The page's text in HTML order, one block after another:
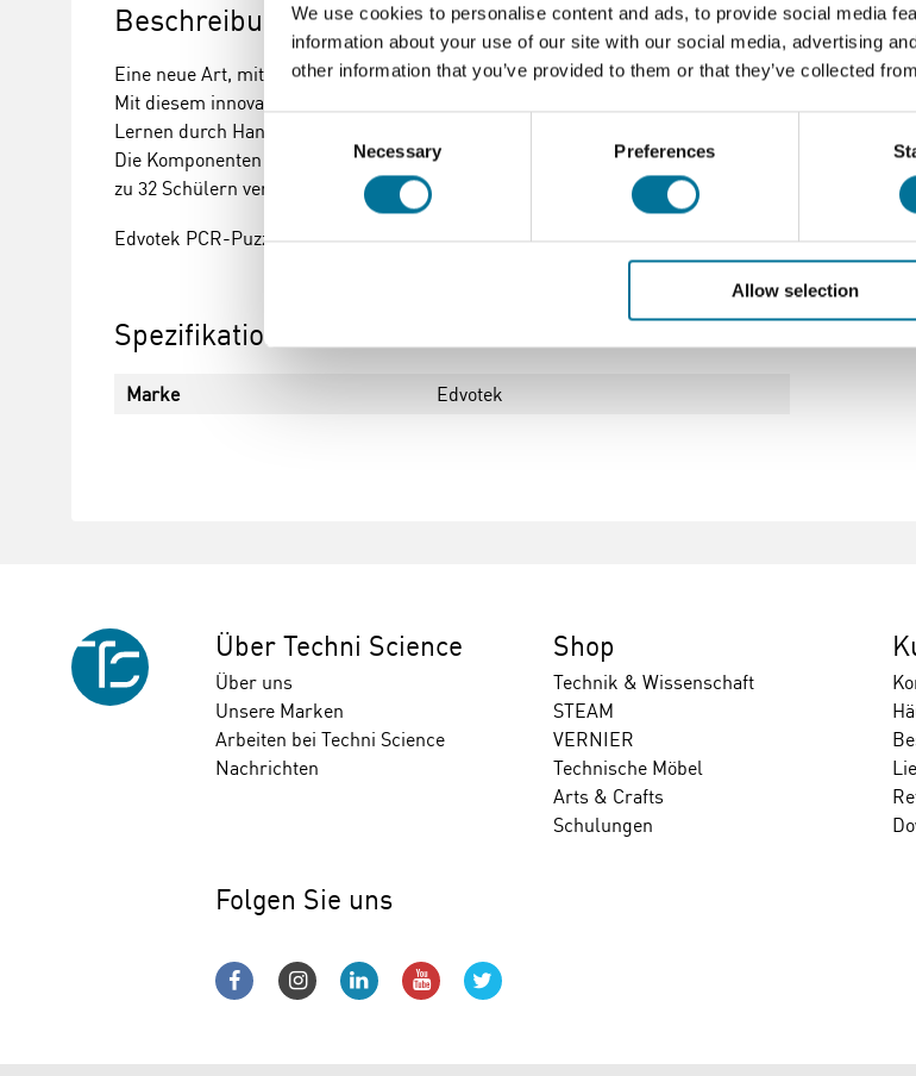
We use cookies to personalise content and ads, to provide social media
information about your use of our site with our social media, advertising
other information that you’ve provided to them or that they’ve collected
Consent
Necessary Preferences
Allow selection
Beschreibung
Eine neue Art, mit dem Thema PCR umzugehen!
Mit diesem innovativen Klassensatz führen die Schülerinnen und Schüler eine PCR-
Lernen durch Handeln!
Die Komponenten können wiederverwendet werden. Einschließlich vollständiger
zu 32 Schülern verwendet werden. Diese Simulation dauert etwa 30 Minuten.
Edvotek PCR-Puzzle-Klassensatz Nr. 366
Spezifikationen
Marke Edvotek
Über Techni Science
Über uns
Unsere Marken
Arbeiten bei Techni Science
Nachrichten
Shop
Technik & Wissenschaft
STEAM
VERNIER
Technische Möbel
Arts & Crafts
Schulungen
Folgen Sie uns